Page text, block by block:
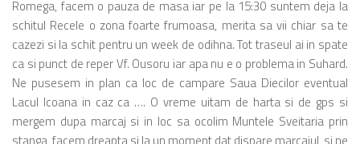
Romega, facem o pauza de masa iar pe la 15:30 suntem deja la
schitul Recele o zona foarte frumoasa, merita sa vii chiar sa te
cazezi si la schit pentru un week de odihna. Tot traseul ai in spate
ca si punct de reper Vf. Ousoru iar apa nu e o problema in Suhard.
Ne pusesem in plan ca loc de campare Saua Diecilor eventual
Lacul Icoana in caz ca …. O vreme uitam de harta si de gps si
mergem dupa marcaj si in loc sa ocolim Muntele Sveitaria prin